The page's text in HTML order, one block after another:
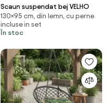
Scaun suspendat bej VELHO
130×95 cm, din lemn, cu perne
incluse in set
În stoc